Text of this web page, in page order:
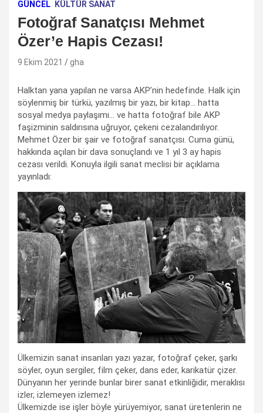
GÜNCEL KÜLTÜR SANAT
Fotoğraf Sanatçısı Mehmet
Özer’e Hapis Cezası!
9 Ekim 2021 gha
Halktan yana yapılan ne varsa AKP’nin hedefinde. Halk için
söylenmiş bir türkü, yazılmış bir yazı, bir kitap… hatta
sosyal medya paylaşımı… ve hatta fotoğraf bile AKP
faşizminin saldırısına uğruyor, çekeni cezalandırılıyor.
Mehmet Özer bir şair ve fotoğraf sanatçısı. Cuma günü,
hakkında açılan bir dava sonuçlandı ve 1 yıl 3 ay hapis
cezası verildi. Konuyla ilgili sanat meclisi bir açıklama
yayınladı:
Ülkemizin sanat insanları yazı yazar, fotoğraf çeker, şarkı
söyler, oyun sergiler, film çeker, dans eder, karikatür çizer.
Dünyanın her yerinde bunlar birer sanat etkinliğidir, meraklısı
izler, izlemeyen izlemez!
Ülkemizde ise işler böyle yürüyemiyor, sanat üretenlerin ne